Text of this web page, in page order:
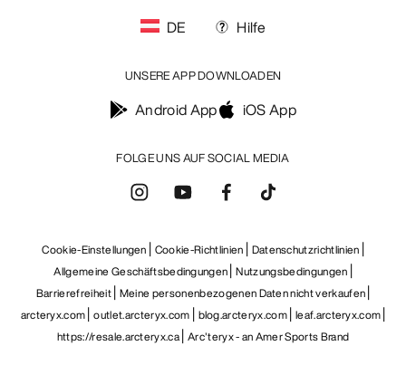
FOLGE UNS AUF SOCIAL MEDIA
DE Hilfe
UNSERE APP DOWNLOADEN
Android App iOS App
Cookie-Einstellungen Cookie-Richtlinien Datenschutzrichtlinien
Allgemeine Geschäftsbedingungen Nutzungsbedingungen
Barrierefreiheit Meine personenbezogenen Daten nicht verkaufen
arcteryx.com outlet.arcteryx.com blog.arcteryx.com leaf.arcteryx.com
https://resale.arcteryx.ca Arc'teryx - an Amer Sports Brand